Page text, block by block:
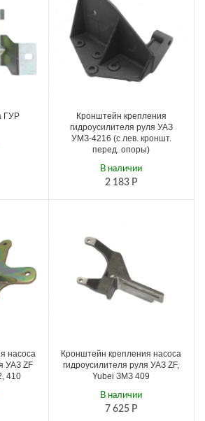
ГУР
Кронштейн крепления
гидроусилителя руля УАЗ
УМЗ-4216 (с лев. кроншт.
перед. опоры)
2 183 Р
В наличии
насоса
УАЗ ZF
410
Кронштейн крепления насоса
гидроусилителя руля УАЗ ZF,
Yubei ЗМЗ 409
7 625 Р
В наличии